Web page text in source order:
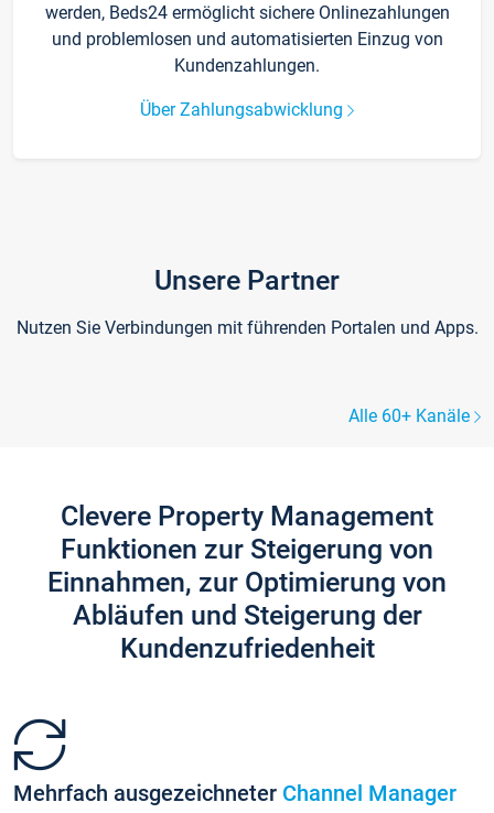
werden, Beds24 ermöglicht sichere Onlinezahlungen
und problemlosen und automatisierten Einzug von
Kundenzahlungen.
Über Zahlungsabwicklung
Unsere Partner
Nutzen Sie Verbindungen mit führenden Portalen und Apps.
Alle 60+ Kanäle
Clevere Property Management
Funktionen zur Steigerung von
Einnahmen, zur Optimierung von
Abläufen und Steigerung der
Kundenzufriedenheit
Mehrfach ausgezeichneter Channel Manager